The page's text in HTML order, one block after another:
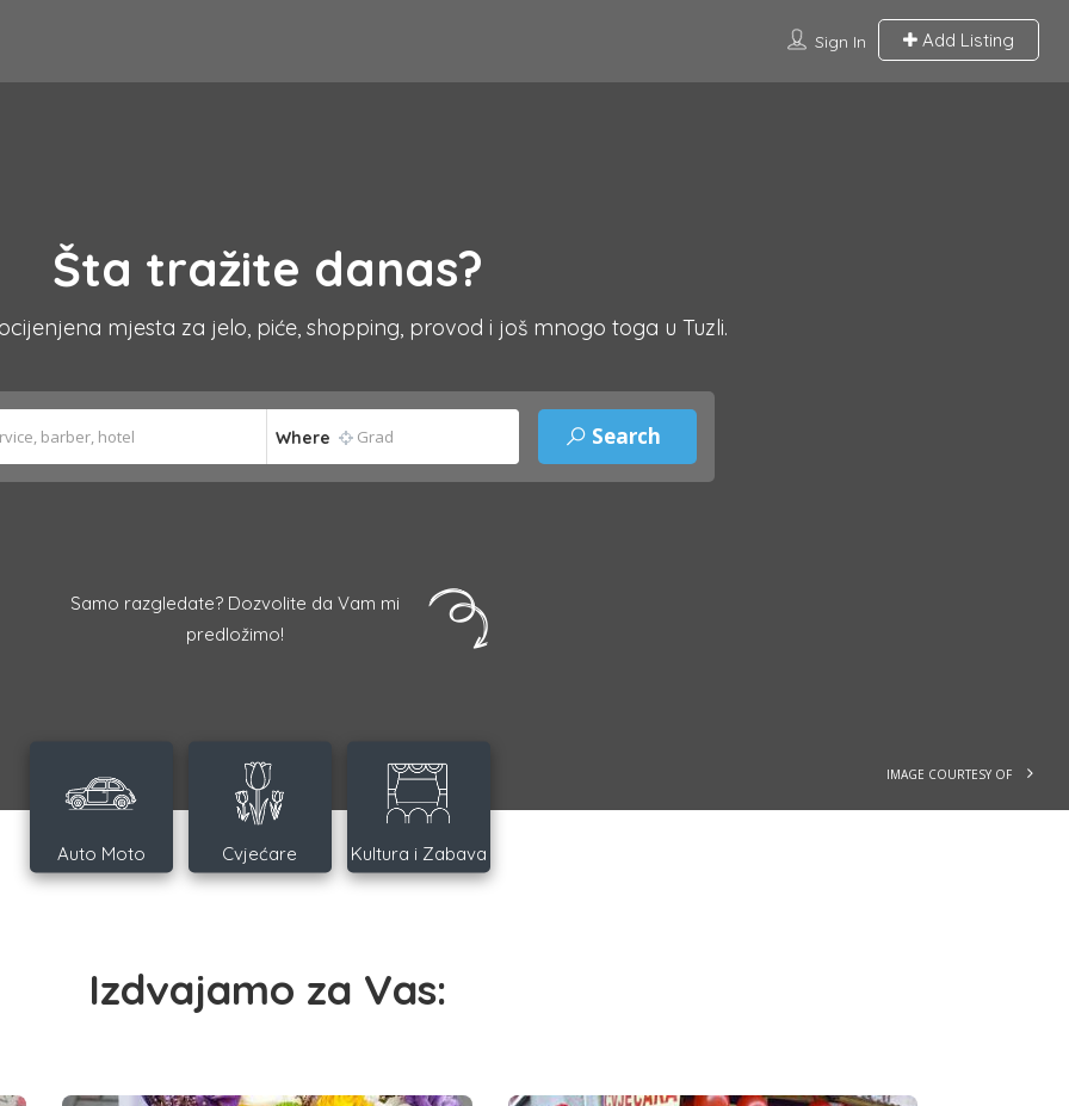
Sign In Add Listing
IMAGE COURTESY OF
Šta tražite danas?
mjesta za jelo, piće, shopping, provod i još mnogo toga u Tuzli.
Where
Samo razgledate? Dozvolite da Vam mi
predložimo!
Auto Moto Cvjećare Kultura i Zabava
Izdvajamo za Vas: